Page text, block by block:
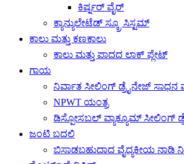
ಕಿರ್ಷ್ನರ್ ವೈರ್
ಕ್ಯಾನ್ಯುಲೇಟೆಡ್ ಸ್ಕ್ರೂ ಸಿಸ್ಟಮ್
ಕಾಲು ಮತ್ತು ಕಣಕಾಲು
ಕಾಲು ಮತ್ತು ಪಾದದ ಲಾಕ್ ಪ್ಲೇಟ್
ಗಾಯ
ನಿರ್ವಾತ ಸೀಲಿಂಗ್ ಡ್ರೈನೇಜ್ ಸಾಧನ
NPWT ಯಂತ್ರ
ಡಿಸ್ಪೋಸಬಲ್ ವ್ಯಾಕ್ಯೂಮ್ ಸೀಲಿಂಗ್
ಜಂಟಿ ಬದಲಿ
ಬಿಸಾಡಬಹುದಾದ ವೈದ್ಯಕೀಯ ನಾಡಿ